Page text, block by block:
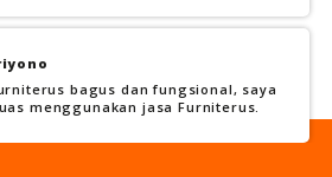
bagus dan fungsional, saya
menggunakan jasa Furniterus.